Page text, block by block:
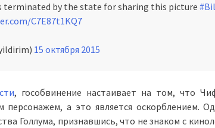
terminated by the state for sharing this picture
C7E87t1KQ7
15 октября 2015
, гособвинение настаивает на том, что
персонажем, а это является оскорблением.
Голлума, признавшись, что не знаком с